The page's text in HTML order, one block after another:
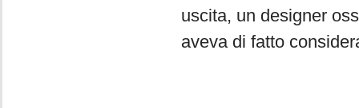
uscita, un designer
aveva di fatto